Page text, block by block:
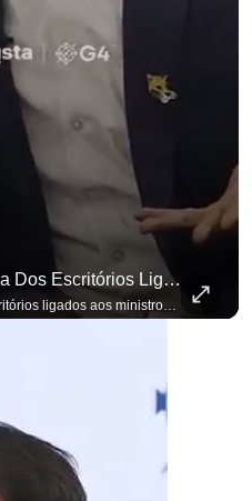
"Vamos Acabar Com A Farra Dos Escritórios Ligados Aos Ministros Do STF"